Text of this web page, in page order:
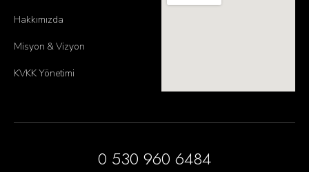
Hakkımızda
Misyon & Vizyon
KVKK Yönetimi
0 530 960 6484